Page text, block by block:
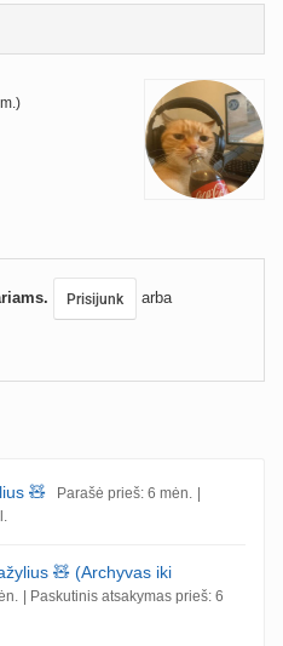
Prisijunk arba
🧸 Parašė prieš: 6 mėn.
🧸 (Archyvas iki
| Paskutinis atsakymas prieš: 6